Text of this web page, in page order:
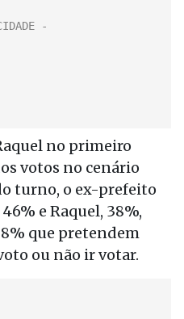
no primeiro
votos no cenário
turno, o ex-prefeito
e Raquel, 38%,
que pretendem
ou não ir votar.